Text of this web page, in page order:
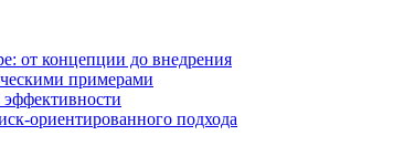
от концепции до внедрения
примерами
эффективности
ориентированного подхода